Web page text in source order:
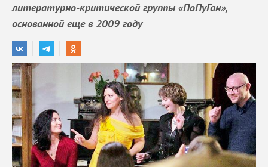
литературно-критической группы «ПоПуГан»,
основанной еще в 2009 году